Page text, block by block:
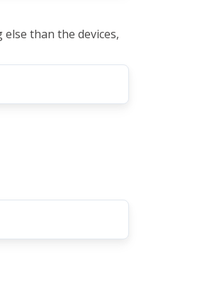
than the devices,